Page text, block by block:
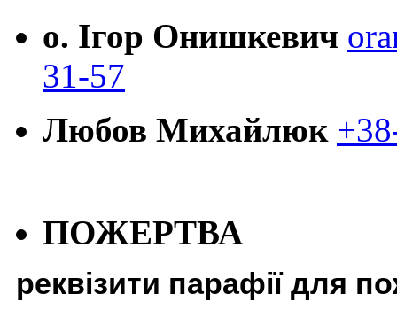
о. Ігор Онишкевич
31-57
Любов Михайлюк
ПОЖЕРТВА
реквізити парафії для